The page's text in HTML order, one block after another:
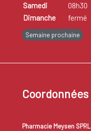
Samedi
08h30
Dimanche
fermé
Semaine prochaine
Coordonnées
Pharmacie Meysen SPRL